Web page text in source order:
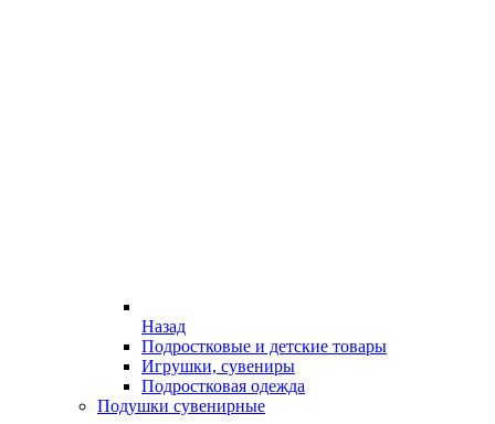
Назад
Подростковые и детские товары
Игрушки, сувениры
Подростковая одежда
Подушки сувенирные